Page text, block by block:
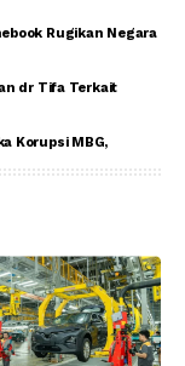
Rugikan Negara
dr Tifa Terkait
Korupsi MBG,